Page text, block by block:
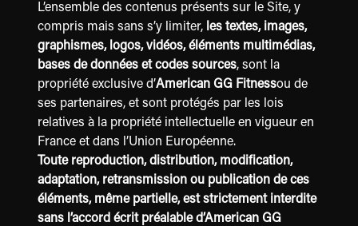
L’ensemble des contenus présents sur le Site, y
compris mais sans s’y limiter, les textes, images,
graphismes, logos, vidéos, éléments multimédias,
bases de données et codes sources, sont la
propriété exclusive d’American GG Fitnessou de
ses partenaires, et sont protégés par les lois
relatives à la propriété intellectuelle en vigueur en
France et dans l’Union Européenne.
Toute reproduction, distribution, modification,
adaptation, retransmission ou publication de ces
éléments, même partielle, est strictement interdite
sans l’accord écrit préalable d’American GG